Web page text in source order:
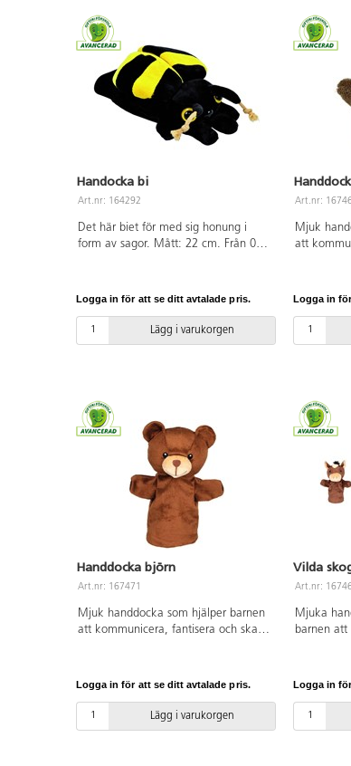
Handocka bi
Art.nr: 164292
Det här biet för med sig honung i
form av sagor. Mått: 22 cm. Från 0
Logga in för att se ditt avtalade pris.
Lägg i varukorgen
Art.nr:
Mjuk
att
Logga in
Handdocka björn
Art.nr: 167471
Mjuk handdocka som hjälper barnen
att kommunicera, fantisera och skapa
Logga in för att se ditt avtalade pris.
Lägg i varukorgen
Vilda
Art.nr:
Mjuka
barnen att
vildhäst.
Logga in